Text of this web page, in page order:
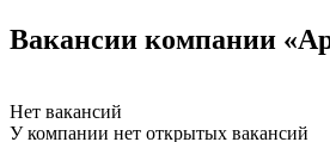
Вакансии компании
Нет вакансий
У компании нет открытых вакансий